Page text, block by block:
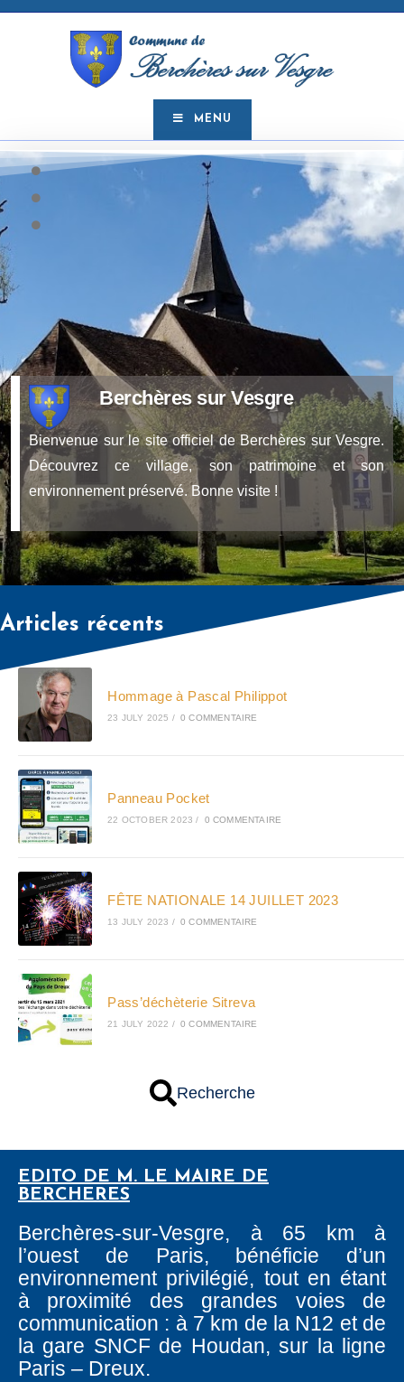
MENU
Berchères sur Vesgre
Bienvenue sur le site officiel de Berchères sur Vesgre.
Découvrez ce village, son patrimoine et son
environnement préservé. Bonne visite !
Articles récents
Hommage à Pascal Philippot
23 JULY 2025 / 0 COMMENTAIRE
Panneau Pocket
22 OCTOBER 2023 / 0 COMMENTAIRE
FÊTE NATIONALE 14 JUILLET 2023
13 JULY 2023 / 0 COMMENTAIRE
Pass’déchèterie Sitreva
21 JULY 2022 / 0 COMMENTAIRE
Recherche
EDITO DE M. LE MAIRE DE
BERCHERES
Berchères-sur-Vesgre, à 65 km à
l’ouest de Paris, bénéficie d’un
environnement privilégié, tout en étant
à proximité des grandes voies de
communication : à 7 km de la N12 et de
la gare SNCF de Houdan, sur la ligne
Paris – Dreux.